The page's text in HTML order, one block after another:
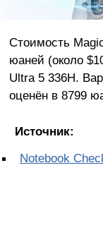
Стоимость
юаней (около
Ultra 5 336H.
оценён в 8799
Источник:
Notebook